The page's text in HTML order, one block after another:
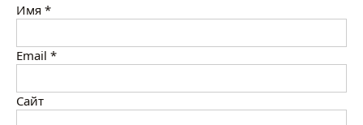
Имя *
Email *
Сайт